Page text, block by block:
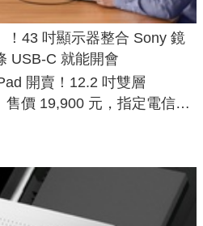
！43 吋顯示器整合 Sony 鏡
USB-C 就能開會
開賣！12.2 吋雙層
售價 19,900 元，指定電信資